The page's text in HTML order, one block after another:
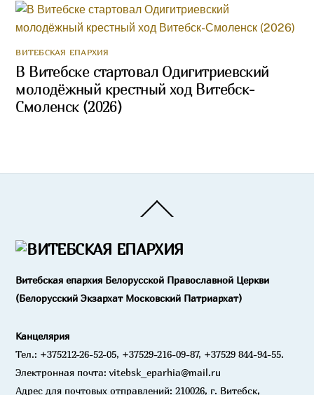
ВИТЕБСКАЯ ЕПАРХИЯ
В Витебске стартовал Одигитриевский
молодёжный крестный ход Витебск-
Смоленск (2026)
To
Витебская епархия Белорусской Православной Церкви
(Белорусский Экзархат Московский Патриархат)
Канцелярия
Тел.: +375212-26-52-05, +37529-216-09-87, +37529 844-94-55.
Электронная почта: vitebsk_eparhia@mail.ru
Адрес для почтовых отправлений: 210026, г. Витебск,